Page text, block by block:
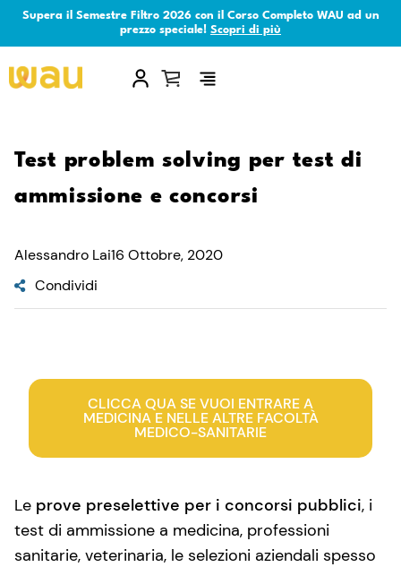
Supera il Semestre Filtro 2026 con il Corso Completo WAU ad un
prezzo speciale! Scopri di più
×
Test problem solving per test di
ammissione e concorsi
Alessandro Lai16 Ottobre, 2020
Condividi
CLICCA QUA SE VUOI ENTRARE A
MEDICINA E NELLE ALTRE FACOLTÀ
MEDICO-SANITARIE
Le prove preselettive per i concorsi pubblici, i
test di ammissione a medicina, professioni
sanitarie, veterinaria, le selezioni aziendali spesso